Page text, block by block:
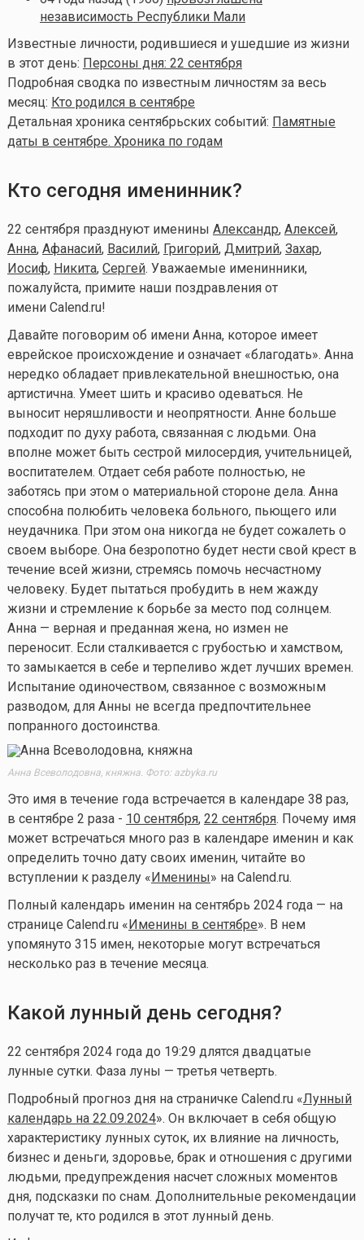
независимость Республики Мали
Известные личности, родившиеся и ушедшие из жизни
в этот день: Персоны дня: 22 сентября
Подробная сводка по известным личностям за весь
месяц: Кто родился в сентябре
Детальная хроника сентябрьских событий: Памятные
даты в сентябре. Хроника по годам
Кто сегодня именинник?
22 сентября празднуют именины Александр, Алексей,
Анна, Афанасий, Василий, Григорий, Дмитрий, Захар,
Иосиф, Никита, Сергей. Уважаемые именинники,
пожалуйста, примите наши поздравления от
имени Calend.ru!
Давайте поговорим об имени Анна, которое имеет
еврейское происхождение и означает «благодать». Анна
нередко обладает привлекательной внешностью, она
артистична. Умеет шить и красиво одеваться. Не
выносит неряшливости и неопрятности. Анне больше
подходит по духу работа, связанная с людьми. Она
вполне может быть сестрой милосердия, учительницей,
воспитателем. Отдает себя работе полностью, не
заботясь при этом о материальной стороне дела. Анна
способна полюбить человека больного, пьющего или
неудачника. При этом она никогда не будет сожалеть о
своем выборе. Она безропотно будет нести свой крест в
течение всей жизни, стремясь помочь несчастному
человеку. Будет пытаться пробудить в нем жажду
жизни и стремление к борьбе за место под солнцем.
Анна — верная и преданная жена, но измен не
переносит. Если сталкивается с грубостью и хамством,
то замыкается в себе и терпеливо ждет лучших времен.
Испытание одиночеством, связанное с возможным
разводом, для Анны не всегда предпочтительнее
попранного достоинства.
Анна Всеволодовна, княжна. Фото: azbyka.ru
Это имя в течение года встречается в календаре 38 раз,
в сентябре 2 раза - 10 сентября, 22 сентября. Почему имя
может встречаться много раз в календаре именин и как
определить точно дату своих именин, читайте во
вступлении к разделу « Именины» на Calend.ru.
Полный календарь именин на сентябрь 2024 года — на
странице Calend.ru « Именины в сентябре». В нем
упомянуто 315 имен, некоторые могут встречаться
несколько раз в течение месяца.
Какой лунный день сегодня?
22 сентября 2024 года до 19:29 длятся двадцатые
лунные сутки. Фаза луны — третья четверть.
Подробный прогноз дня на страничке Calend.ru «Лунный
календарь на 22.09.2024». Он включает в себя общую
характеристику лунных суток, их влияние на личность,
бизнес и деньги, здоровье, брак и отношения с другими
людьми, предупреждения насчет сложных моментов
дня, подсказки по снам. Дополнительные рекомендации
получат те, кто родился в этот лунный день.